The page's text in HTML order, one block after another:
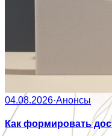
04.08.2026·Анонсы
Как формировать